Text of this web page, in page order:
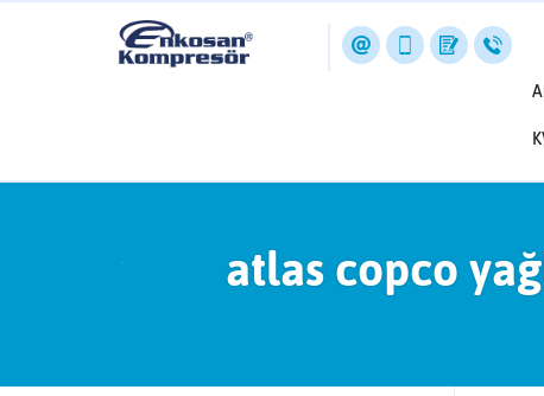
atlas copco